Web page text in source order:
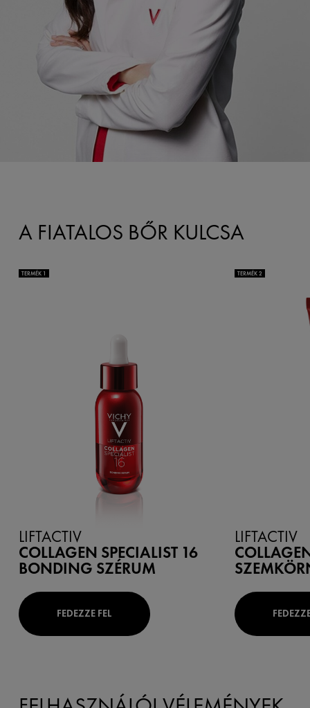
A FIATALOS BŐR KULCSA
TERMÉK 1
LIFTACTIV
COLLAGEN SPECIALIST 16
BONDING SZÉRUM
FEDEZZE FEL
TERMÉK 2
LIFTACTIV